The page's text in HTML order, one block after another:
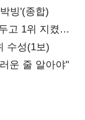
빙'(종합)
고 1위 지켰다
수성(1보)
운 줄 알아야"